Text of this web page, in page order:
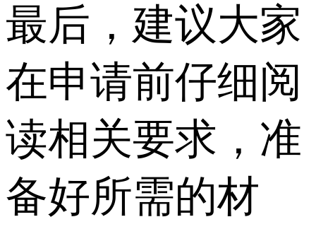
最后，建议大家
在申请前仔细阅
读相关要求，准
备好所需的材